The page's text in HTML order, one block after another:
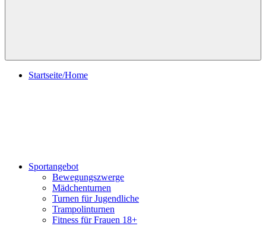
Startseite/Home
Sportangebot
Bewegungszwerge
Mädchenturnen
Turnen für Jugendliche
Trampolinturnen
Fitness für Frauen 18+